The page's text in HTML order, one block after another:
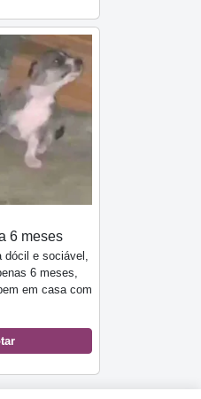
6 meses
dócil e sociável,
6 meses,
em casa com